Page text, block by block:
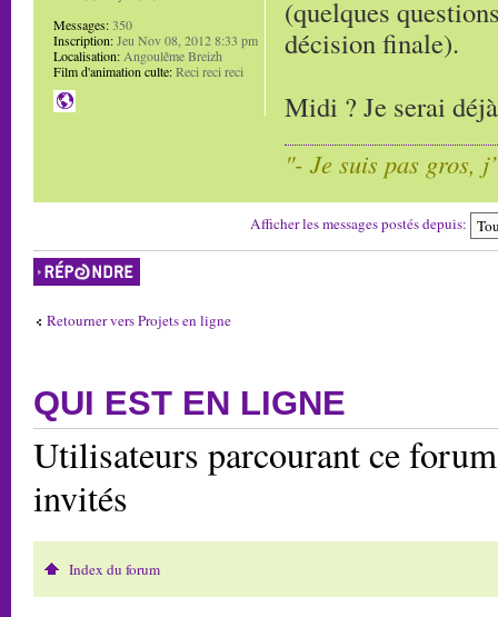
(quelques
décision finale).
Midi ? Je serai
"- Je suis pas gros,
Messages:350
Inscription:Jeu Nov 08, 2012 8:33 pm
Localisation:Angoulême Breizh
Film d'animation culte:Reci reci reci
Afficher les messages postés depuis:
Répondre
Retourner vers Projets en ligne
QUI EST EN LIGNE
Utilisateurs parcourant ce
invités
Index du forum